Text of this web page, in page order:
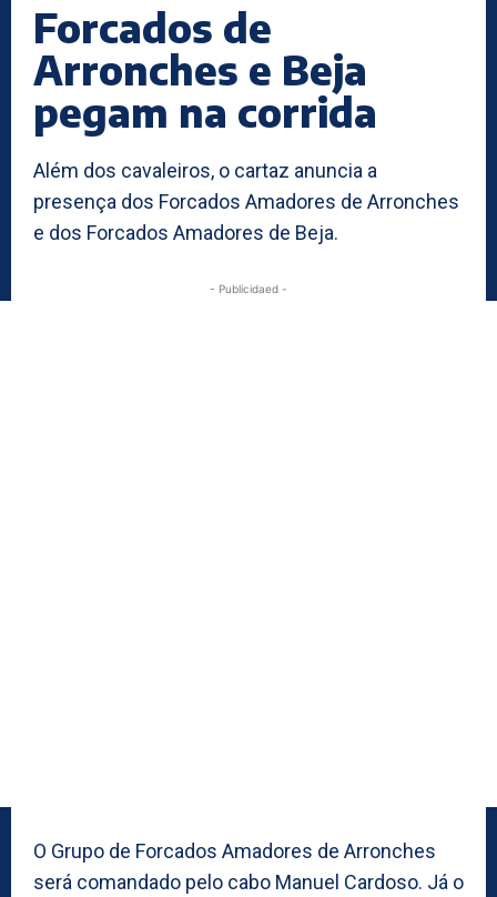
Forcados de
Arronches e Beja
pegam na corrida
Além dos cavaleiros, o cartaz anuncia a
presença dos Forcados Amadores de Arronches
e dos Forcados Amadores de Beja.
- Publicidaed -
O Grupo de Forcados Amadores de Arronches
será comandado pelo cabo Manuel Cardoso. Já o